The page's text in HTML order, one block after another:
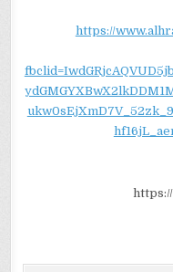
https://